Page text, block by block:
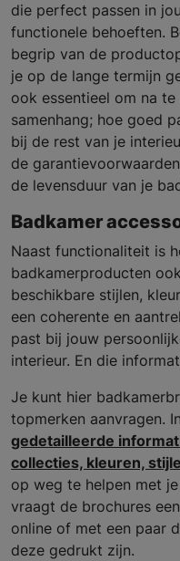
die perfect passen in
functionele behoeften.
begrip van de
je op de lange termijn
ook essentieel om na
samenhang; hoe goed
bij de rest van je
de
de levensduur van je
Badkamer
Naast functionaliteit is
badkamerproducten
beschikbare stijlen,
een coherente en
past bij jouw
interieur. En die
Je kunt hier
topmerken aanvragen.
gedetailleerde
collecties, kleuren,
op weg te helpen met
vraagt de brochures
online of met een paar
deze gedrukt zijn.